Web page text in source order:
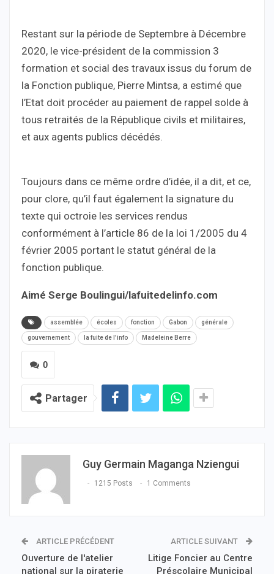
Restant sur la période de Septembre à Décembre
2020, le vice-président de la commission 3
formation et social des travaux issus du forum de
la Fonction publique, Pierre Mintsa, a estimé que
l’Etat doit procéder au paiement de rappel solde à
tous retraités de la République civils et militaires,
et aux agents publics décédés.
Toujours dans ce même ordre d’idée, il a dit, et ce,
pour clore, qu’il faut également la signature du
texte qui octroie les services rendus
conformément à l’article 86 de la loi 1/2005 du 4
février 2005 portant le statut général de la
fonction publique.
Aimé Serge Boulingui/lafuitedelinfo.com
assemblée écoles fonction Gabon générale
gouvernement la fuite de l'info Madeleine Berre
0
Partager
Guy Germain Maganga Nziengui
1215 Posts 1 Comments
ARTICLE PRÉCÉDENT
Ouverture de l'atelier
national sur la piraterie
ARTICLE SUIVANT
Litige Foncier au Centre
Préscolaire Municipal